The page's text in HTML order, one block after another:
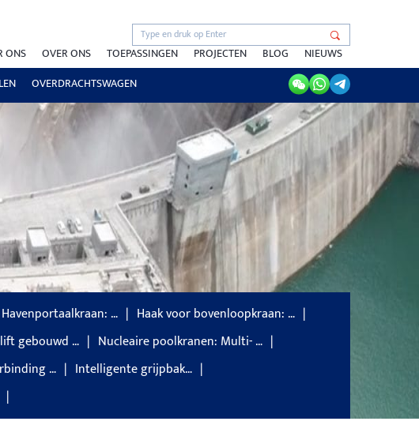
ONS OVER ONS TOEPASSINGEN PROJECTEN BLOG
NIEUWS
OVERDRACHTSWAGEN
Havenportaalkraan: …
Haak voor bovenloopkraan: …
gebouwd …
Nucleaire poolkranen: Multi- …
…
Intelligente grijpbak…